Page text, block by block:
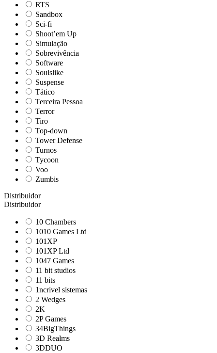
RTS
Sandbox
Sci-fi
Shoot’em Up
Simulação
Sobrevivência
Software
Soulslike
Suspense
Tático
Terceira Pessoa
Terror
Tiro
Top-down
Tower Defense
Turnos
Tycoon
Voo
Zumbis
Distribuidor
Distribuidor
10 Chambers
1010 Games Ltd
101XP
101XP Ltd
1047 Games
11 bit studios
11 bits
1ncrivel sistemas
2 Wedges
2K
2P Games
34BigThings
3D Realms
3DDUO